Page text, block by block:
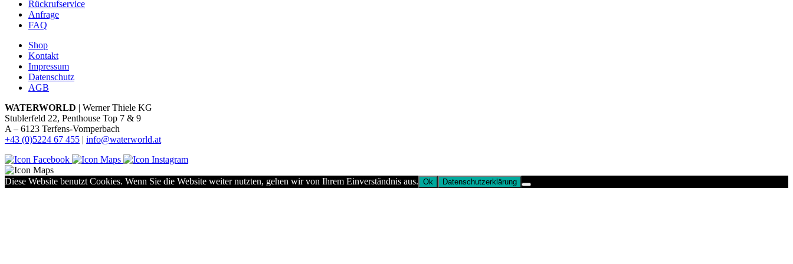
Rückrufservice
Anfrage
FAQ
Shop
Kontakt
Impressum
Datenschutz
AGB
WATERWORLD | Werner Thiele KG
Stublerfeld 22, Penthouse Top 7 & 9
A – 6123 Terfens-Vomperbach
+43 (0)5224 67 455 | info@waterworld.at
Diese Website benutzt Cookies. Wenn Sie die Website weiter nutzten, gehen wir von Ihrem Einverständnis aus. Ok Datenschutzerklärung